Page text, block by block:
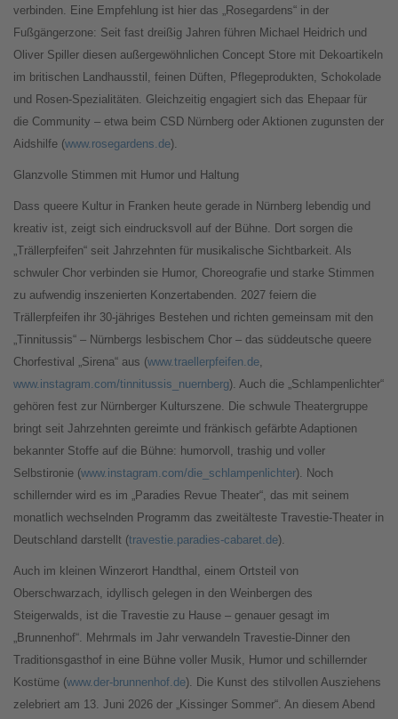
verbinden. Eine Empfehlung ist hier das „Rosegardens“ in der
Fußgängerzone: Seit fast dreißig Jahren führen Michael Heidrich und
Oliver Spiller diesen außergewöhnlichen Concept Store mit Dekoartikeln
im britischen Landhausstil, feinen Düften, Pflegeprodukten, Schokolade
und Rosen-Spezialitäten. Gleichzeitig engagiert sich das Ehepaar für
die Community – etwa beim CSD Nürnberg oder Aktionen zugunsten der
Aidshilfe (www.rosegardens.de).
Glanzvolle Stimmen mit Humor und Haltung
Dass queere Kultur in Franken heute gerade in Nürnberg lebendig und
kreativ ist, zeigt sich eindrucksvoll auf der Bühne. Dort sorgen die
„Trällerpfeifen“ seit Jahrzehnten für musikalische Sichtbarkeit. Als
schwuler Chor verbinden sie Humor, Choreografie und starke Stimmen
zu aufwendig inszenierten Konzertabenden. 2027 feiern die
Trällerpfeifen ihr 30-jähriges Bestehen und richten gemeinsam mit den
„Tinnitussis“ – Nürnbergs lesbischem Chor – das süddeutsche queere
Chorfestival „Sirena“ aus (www.traellerpfeifen.de,
www.instagram.com/tinnitussis_nuernberg). Auch die „Schlampenlichter“
gehören fest zur Nürnberger Kulturszene. Die schwule Theatergruppe
bringt seit Jahrzehnten gereimte und fränkisch gefärbte Adaptionen
bekannter Stoffe auf die Bühne: humorvoll, trashig und voller
Selbstironie (www.instagram.com/die_schlampenlichter). Noch
schillernder wird es im „Paradies Revue Theater“, das mit seinem
monatlich wechselnden Programm das zweitälteste Travestie-Theater in
Deutschland darstellt (travestie.paradies-cabaret.de).
Auch im kleinen Winzerort Handthal, einem Ortsteil von
Oberschwarzach, idyllisch gelegen in den Weinbergen des
Steigerwalds, ist die Travestie zu Hause – genauer gesagt im
„Brunnenhof“. Mehrmals im Jahr verwandeln Travestie-Dinner den
Traditionsgasthof in eine Bühne voller Musik, Humor und schillernder
Kostüme (www.der-brunnenhof.de). Die Kunst des stilvollen Ausziehens
zelebriert am 13. Juni 2026 der „Kissinger Sommer“. An diesem Abend